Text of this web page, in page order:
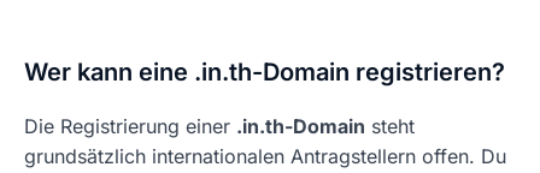
Wer kann eine .in.th-Domain registrieren?
Die Registrierung einer .in.th-Domain steht
grundsätzlich internationalen Antragstellern offen. Du